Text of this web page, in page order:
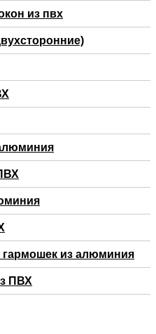
из пвх
из алюминия
ПВХ